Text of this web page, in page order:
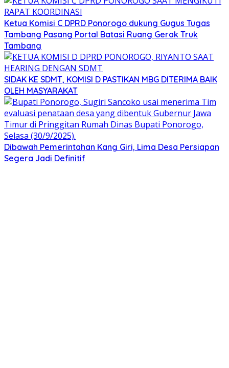
Ketua Komisi C DPRD Ponorogo dukung Gugus Tugas
Tambang Pasang Portal Batasi Ruang Gerak Truk
Tambang
SIDAK KE SDMT, KOMISI D PASTIKAN MBG DITERIMA BAIK
OLEH MASYARAKAT
Dibawah Pemerintahan Kang Giri, Lima Desa Persiapan
Segera Jadi Definitif